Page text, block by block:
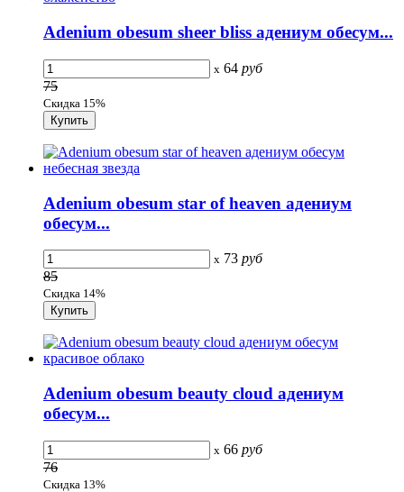
Adenium obesum sheer bliss адениум обесум...
x 64 руб
75
Скидка 15%
Adenium obesum star of heaven адениум
обесум...
x 73 руб
85
Скидка 14%
Adenium obesum beauty cloud адениум
обесум...
x 66 руб
76
Скидка 13%